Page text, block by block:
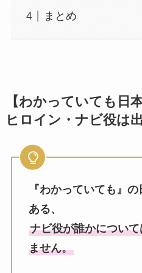
まとめ
【わかっていても日本
ヒロイン・ ナビ役は
『わかっていても』
ある、
ナビ役が誰かについ
ません。